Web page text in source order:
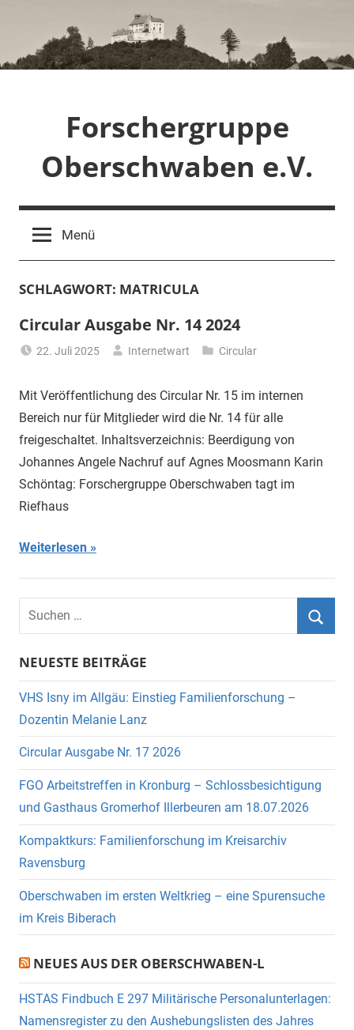
springen
Forschergruppe
Oberschwaben e.V.
Menü
SCHLAGWORT: MATRICULA
Circular Ausgabe Nr. 14 2024
22. Juli 2025 Internetwart Circular
Mit Veröffentlichung des Circular Nr. 15 im internen
Bereich nur für Mitglieder wird die Nr. 14 für alle
freigeschaltet. Inhaltsverzeichnis: Beerdigung von
Johannes Angele Nachruf auf Agnes Moosmann Karin
Schöntag: Forschergruppe Oberschwaben tagt im
Riefhaus
Weiterlesen
Suchen
NEUESTE BEITRÄGE
VHS Isny im Allgäu: Einstieg Familienforschung –
Dozentin Melanie Lanz
Circular Ausgabe Nr. 17 2026
FGO Arbeitstreffen in Kronburg – Schlossbesichtigung
und Gasthaus Gromerhof Illerbeuren am 18.07.2026
Kompaktkurs: Familienforschung im Kreisarchiv
Ravensburg
Oberschwaben im ersten Weltkrieg – eine Spurensuche
im Kreis Biberach
NEUES AUS DER OBERSCHWABEN-L
HSTAS Findbuch E 297 Militärische Personalunterlagen:
Namensregister zu den Aushebungslisten des Jahres